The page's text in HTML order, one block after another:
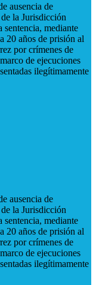
ausencia de
la Jurisdicción
mediante
20 años de prisión al
por crímenes de
de ejecuciones
ilegítimamente
ausencia de
la Jurisdicción
mediante
20 años de prisión al
por crímenes de
de ejecuciones
ilegítimamente